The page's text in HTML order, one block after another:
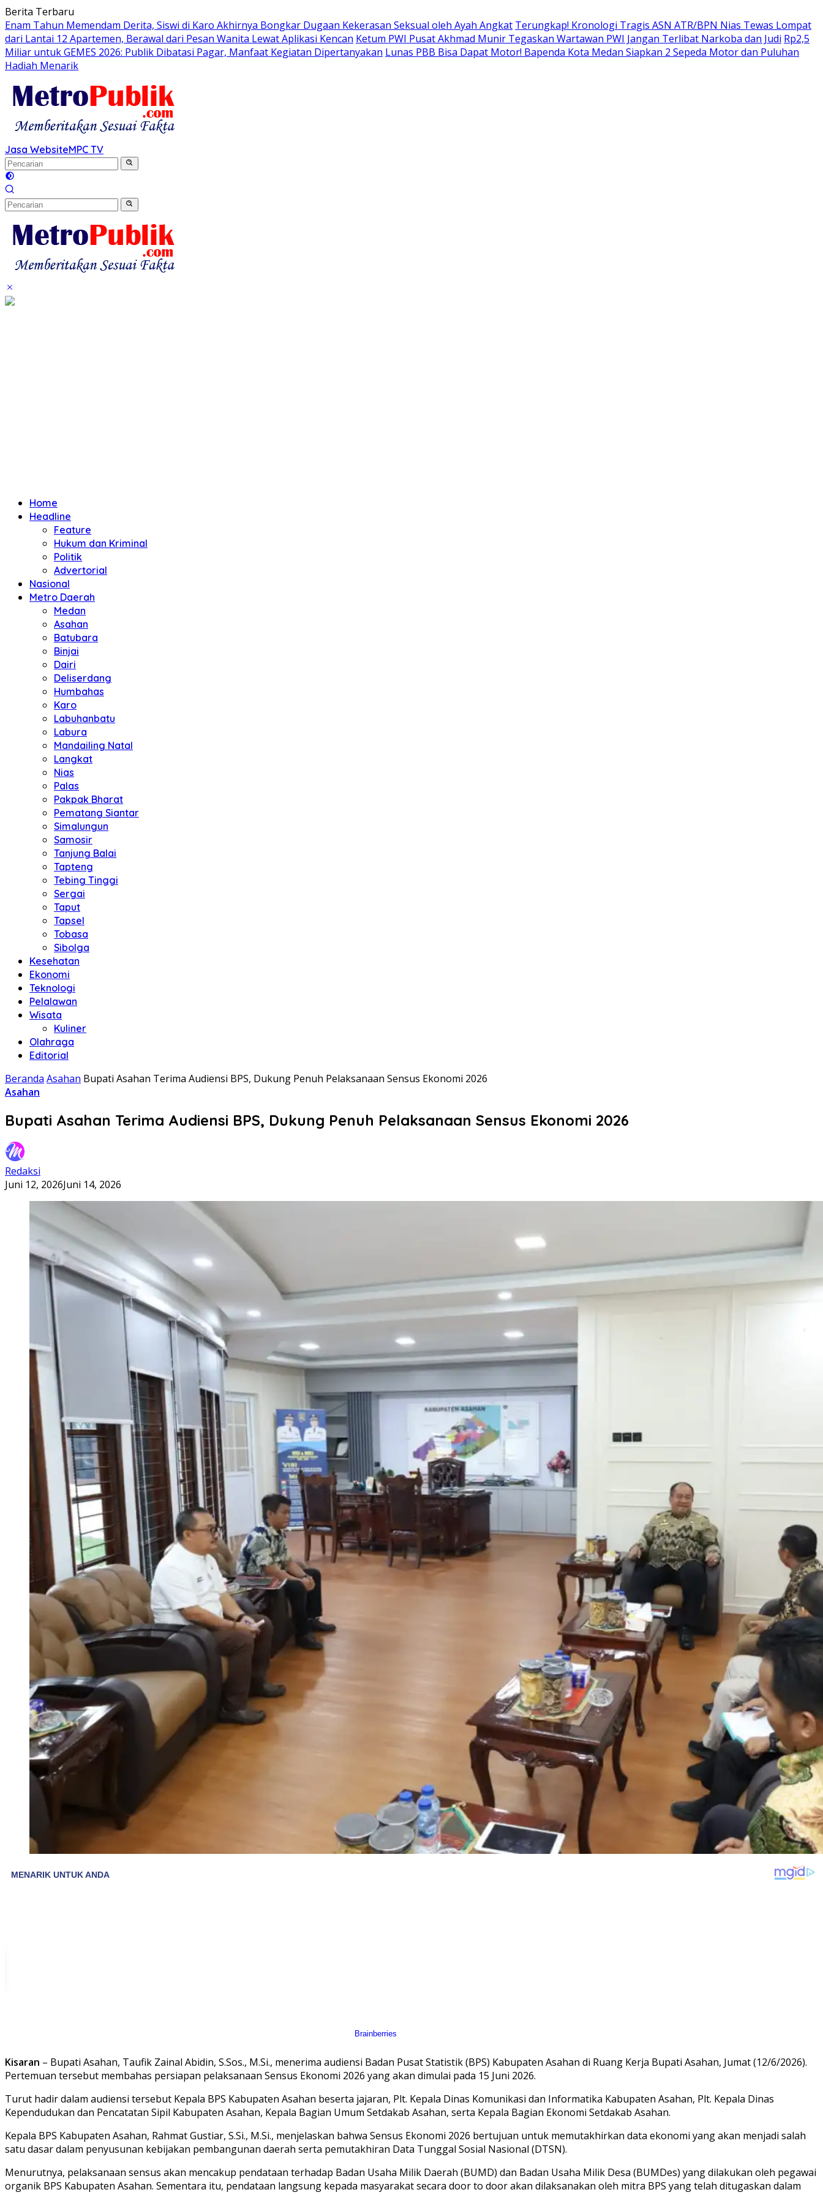
Langsung
ke
konten
Berita Terbaru
Enam Tahun Memendam Derita, Siswi di Karo Akhirnya Bongkar Dugaan Kekerasan Seksual oleh Ayah Angkat Terungkap! Kronologi Tragis ASN ATR/BPN Nias Tewas Lompat
dari Lantai 12 Apartemen, Berawal dari Pesan Wanita Lewat Aplikasi Kencan Ketum PWI Pusat Akhmad Munir Tegaskan Wartawan PWI Jangan Terlibat Narkoba dan Judi Rp2,5
Miliar untuk GEMES 2026: Publik Dibatasi Pagar, Manfaat Kegiatan Dipertanyakan Lunas PBB Bisa Dapat Motor! Bapenda Kota Medan Siapkan 2 Sepeda Motor dan Puluhan
Hadiah Menarik
Jasa WebsiteMPC TV
Home
Headline
Feature
Hukum dan Kriminal
Politik
Advertorial
Nasional
Metro Daerah
Medan
Asahan
Batubara
Binjai
Dairi
Deliserdang
Humbahas
Karo
Labuhanbatu
Labura
Mandailing Natal
Langkat
Nias
Palas
Pakpak Bharat
Pematang Siantar
Simalungun
Samosir
Tanjung Balai
Tapteng
Tebing Tinggi
Sergai
Taput
Tapsel
Tobasa
Sibolga
Kesehatan
Ekonomi
Teknologi
Pelalawan
Wisata
Kuliner
Olahraga
Editorial
Beranda Asahan Bupati Asahan Terima Audiensi BPS, Dukung Penuh Pelaksanaan Sensus Ekonomi 2026
Asahan
Bupati Asahan Terima Audiensi BPS, Dukung Penuh Pelaksanaan Sensus Ekonomi 2026
Redaksi
Juni 12, 2026Juni 14, 2026
Kisaran – Bupati Asahan, Taufik Zainal Abidin, S.Sos., M.Si., menerima audiensi Badan Pusat Statistik (BPS) Kabupaten Asahan di Ruang Kerja Bupati Asahan, Jumat (12/6/2026).
Pertemuan tersebut membahas persiapan pelaksanaan Sensus Ekonomi 2026 yang akan dimulai pada 15 Juni 2026.
Turut hadir dalam audiensi tersebut Kepala BPS Kabupaten Asahan beserta jajaran, Plt. Kepala Dinas Komunikasi dan Informatika Kabupaten Asahan, Plt. Kepala Dinas
Kependudukan dan Pencatatan Sipil Kabupaten Asahan, Kepala Bagian Umum Setdakab Asahan, serta Kepala Bagian Ekonomi Setdakab Asahan.
Kepala BPS Kabupaten Asahan, Rahmat Gustiar, S.Si., M.Si., menjelaskan bahwa Sensus Ekonomi 2026 bertujuan untuk memutakhirkan data ekonomi yang akan menjadi salah
satu dasar dalam penyusunan kebijakan pembangunan daerah serta pemutakhiran Data Tunggal Sosial Nasional (DTSN).
Menurutnya, pelaksanaan sensus akan mencakup pendataan terhadap Badan Usaha Milik Daerah (BUMD) dan Badan Usaha Milik Desa (BUMDes) yang dilakukan oleh pegawai
organik BPS Kabupaten Asahan. Sementara itu, pendataan langsung kepada masyarakat secara door to door akan dilaksanakan oleh mitra BPS yang telah ditugaskan dalam